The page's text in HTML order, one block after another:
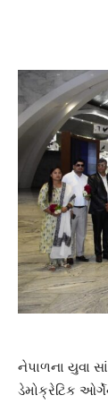
નેપાળના યુવા
ડેમોક્રેટિક